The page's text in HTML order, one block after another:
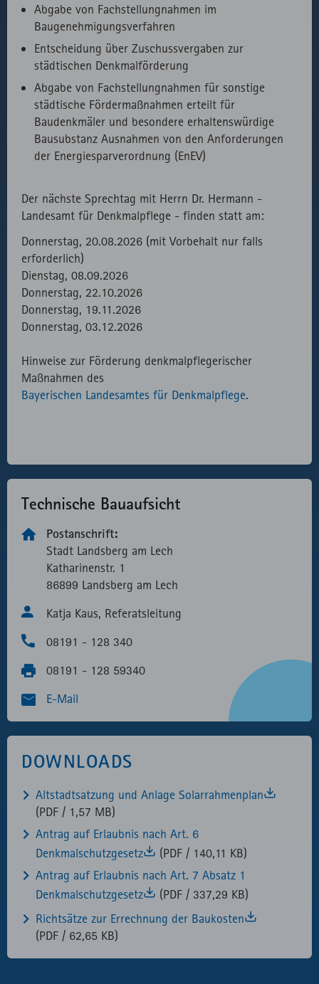
Abgabe von Fachstellungnahmen im
Baugenehmigungsverfahren
Entscheidung über Zuschussvergaben zur
städtischen Denkmalförderung
Abgabe von Fachstellungnahmen für sonstige
städtische Fördermaßnahmen erteilt für
Baudenkmäler und besondere erhaltenswürdige
Bausubstanz Ausnahmen von den Anforderungen
der Energiesparverordnung (EnEV)
Der nächste Sprechtag mit Herrn Dr. Hermann -
Landesamt für Denkmalpflege - finden statt am:
Donnerstag, 20.08.2026 (mit Vorbehalt nur falls
erforderlich)
Dienstag, 08.09.2026
Donnerstag, 22.10.2026
Donnerstag, 19.11.2026
Donnerstag, 03.12.2026
Hinweise zur Förderung denkmalpflegerischer
Maßnahmen des
Bayerischen Landesamtes für Denkmalpflege.
Technische Bau­aufsicht
Postanschrift:
Stadt Landsberg am Lech
Katharinen­str. 1
86899 Landsberg am Lech
Katja Kaus, Referatsleitung
08191 - 128 340
08191 - 128 59340
E-Mail
DOWNLOADS
Altstadtsatzung und Anlage Solarrahmenplan
(PDF / 1,57 MB)
Antrag auf Erlaubnis nach Art. 6
Denkmalschutzgesetz
(PDF / 140,11 KB)
Antrag auf Erlaubnis nach Art. 7 Absatz 1
Denkmalschutzgesetz
(PDF / 337,29 KB)
Richtsätze zur Errechnung der Baukosten
(PDF / 62,65 KB)
fast.fonts.net
Gründen die
Verwendung
des lokal
eingebunden